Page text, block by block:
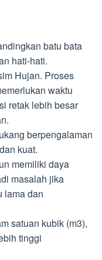
batu bata
hati-hati.
Hujan. Proses
waktu
retak lebih besar
berpengalaman
kuat.
memiliki daya
masalah jika
lama dan
satuan kubik (m3),
tinggi